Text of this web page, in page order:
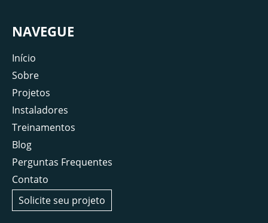
NAVEGUE
Início
Sobre
Projetos
Instaladores
Treinamentos
Blog
Perguntas Frequentes
Contato
Solicite seu projeto